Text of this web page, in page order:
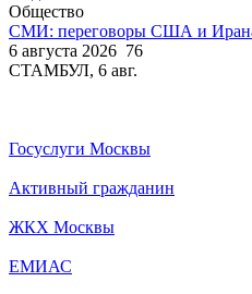
Общество
СМИ: переговоры США и
6 августа 2026 76
СТАМБУЛ, 6 авг.
Госуслуги Москвы
Активный гражданин
ЖКХ Москвы
ЕМИАС